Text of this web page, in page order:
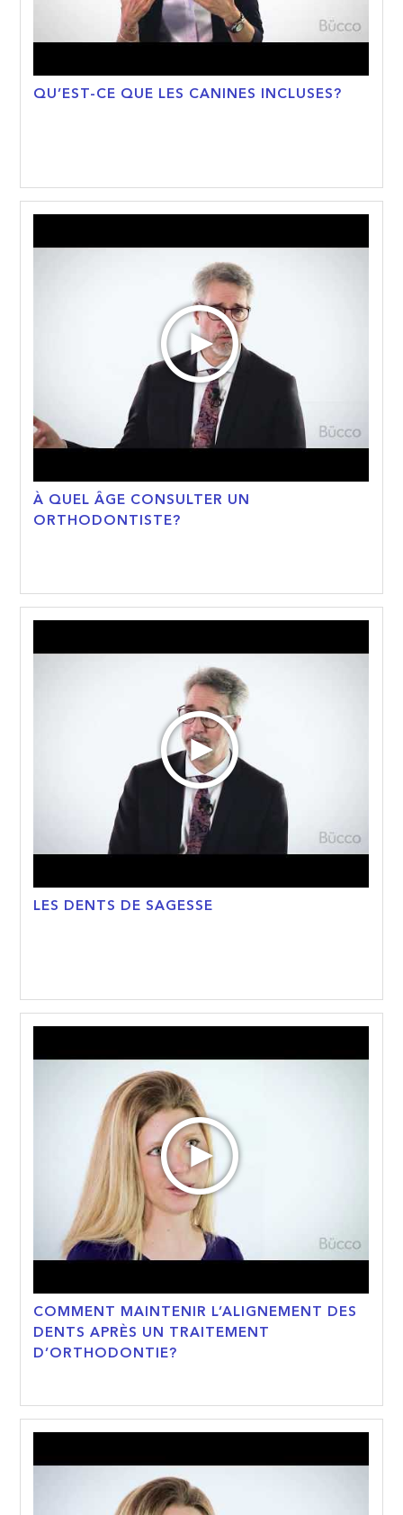
QU’EST-CE QUE LES CANINES INCLUSES?
À QUEL ÂGE CONSULTER UN
ORTHODONTISTE?
LES DENTS DE SAGESSE
COMMENT MAINTENIR L’ALIGNEMENT DES
DENTS APRÈS UN TRAITEMENT
D’ORTHODONTIE?